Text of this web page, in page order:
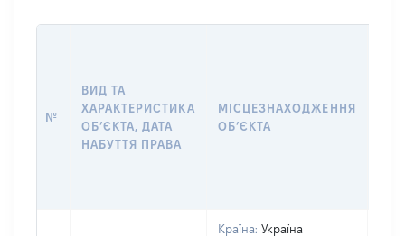
№
ВИД ТА
ХАРАКТЕРИСТИКА
ОБʼЄКТА, ДАТА
НАБУТТЯ ПРАВА
МІСЦЕЗНАХОДЖЕННЯ
ОБʼЄКТА
Країна: Україна